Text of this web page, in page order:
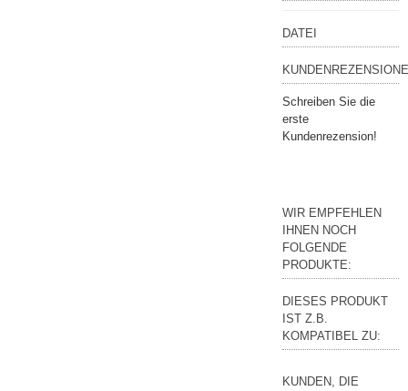
DATEI
Schreiben Sie die
erste
Kundenrezension!
WIR EMPFEHLEN
IHNEN NOCH
FOLGENDE
PRODUKTE:
DIESES PRODUKT
IST Z.B.
KOMPATIBEL ZU:
KUNDEN, DIE